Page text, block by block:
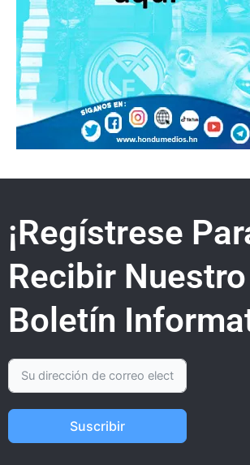
¡Regístrese
Recibir Nuestro
Boletín
Suscribir